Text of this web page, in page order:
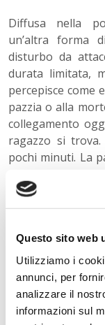
Questo sito web
Utilizziamo i
annunci, per
analizzare il
informazioni sul
Diffusa nella
un’altra forma
disturbo da
durata limitata,
percepisce come
pazzia o alla
collegamento
ragazzo si
pochi minuti. La
riferisce di
capogiri,
può essere
vuole fuggire
familiare. La
punto
radicalmente
a scuola, ma